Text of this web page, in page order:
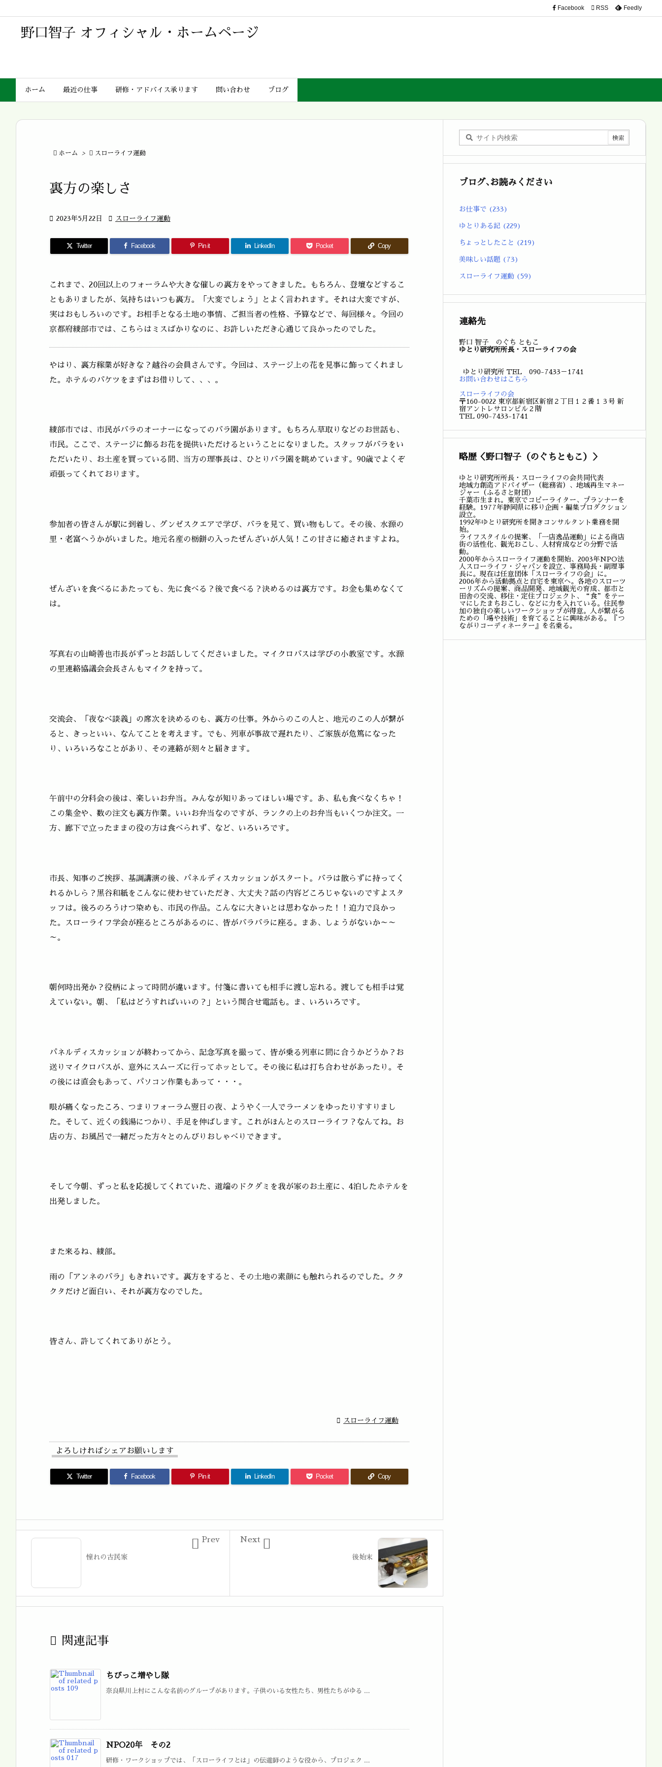
野口智子 オフィシャル・ホームページ
ホーム 最近の仕事 研修・アドバイス承ります 問い合わせ ブログ
Facebook  RSS Feedly
 ホーム >  スローライフ運動
裏方の楽しさ
 2023年5月22日  スローライフ運動
Twitter Facebook Pin it LinkedIn Pocket Copy
これまで、20回以上のフォーラムや大きな催しの裏方をやってきました。もちろん、登壇などするこ
ともありましたが、気持ちはいつも裏方。「大変でしょう」とよく言われます。それは大変ですが、
実はおもしろいのです。お相手となる土地の事情、ご担当者の性格、予算などで、毎回様々。今回の
京都府綾部市では、こちらはミスばかりなのに、お許しいただき心通じて良かったのでした。
やはり、裏方稼業が好きな？越谷の会員さんです。今回は、ステージ上の花を見事に飾ってくれまし
た。ホテルのバケツをまずはお借りして、、、。
綾部市では、市民がバラのオーナーになってのバラ園があります。もちろん草取りなどのお世話も、
市民。ここで、ステージに飾るお花を提供いただけるということになりました。スタッフがバラをい
ただいたり、お土産を買っている間、当方の理事長は、ひとりバラ園を眺めています。90歳でよくぞ
頑張ってくれております。
参加者の皆さんが駅に到着し、グンゼスクエアで学び、バラを見て、買い物もして。その後、水源の
里・老富へうかがいました。地元名産の栃餅の入ったぜんざいが人気！この甘さに癒されますよね。
ぜんざいを食べるにあたっても、先に食べる？後で食べる？決めるのは裏方です。お金も集めなくて
は。
写真右の山崎善也市長がずっとお話ししてくださいました。マイクロバスは学びの小教室です。水源
の里連絡協議会会長さんもマイクを持って。
交流会、「夜なべ談義」の席次を決めるのも、裏方の仕事。外からのこの人と、地元のこの人が繋が
ると、きっといい、なんてことを考えます。でも、列車が事故で遅れたり、ご家族が危篤になった
り、いろいろなことがあり、その連絡が刻々と届きます。
午前中の分科会の後は、楽しいお弁当。みんなが知りあってほしい場です。あ、私も食べなくちゃ！
この集金や、数の注文も裏方作業。いいお弁当なのですが、ランクの上のお弁当もいくつか注文。一
方、廊下で立ったままの役の方は食べられず、など、いろいろです。
市長、知事のご挨拶、基調講演の後、パネルディスカッションがスタート。バラは散らずに持ってく
れるかしら？黒谷和紙をこんなに使わせていただき、大丈夫？話の内容どころじゃないのですよスタ
ッフは。後ろのろうけつ染めも、市民の作品。こんなに大きいとは思わなかった！！迫力で良かっ
た。スローライフ学会が座るところがあるのに、皆がバラバラに座る。まあ、しょうがないか～～
～。
朝何時出発か？役柄によって時間が違います。付箋に書いても相手に渡し忘れる。渡しても相手は覚
えていない。朝、「私はどうすればいいの？」という問合せ電話も。ま、いろいろです。
パネルディスカッションが終わってから、記念写真を撮って、皆が乗る列車に間に合うかどうか？お
送りマイクロバスが、意外にスムーズに行ってホッとして。その後に私は打ち合わせがあったり。そ
の後には直会もあって、パソコン作業もあって・・・。
眼が痛くなったころ、つまりフォーラム翌日の夜、ようやく一人でラーメンをゆったりすすりまし
た。そして、近くの銭湯につかり、手足を伸ばします。これがほんとのスローライフ？なんてね。お
店の方、お風呂で一緒だった方々とのんびりおしゃべりできます。
そして今朝、ずっと私を応援してくれていた、道端のドクダミを我が家のお土産に、4泊したホテルを
出発しました。
また来るね、綾部。
雨の「アンネのバラ」もきれいです。裏方をすると、その土地の素顔にも触れられるのでした。クタ
クタだけど面白い、それが裏方なのでした。
皆さん、許してくれてありがとう。
 スローライフ運動
よろしければシェアお願いします
Twitter Facebook Pin it LinkedIn Pocket Copy
後始末
Next
憧れの古民家
Prev
 関連記事
ちびっこ増やし隊
奈良県川上村にこんな名前のグループがあります。子供のいる女性たち、男性たちがゆる ...
NPO20年 その2
研修・ワークショップでは、「スローライフとは」の伝道師のような役から、プロジェク ...
ブログ､お読みください
お仕事で (233)
ゆとりある記 (229)
ちょっとしたこと (219)
美味しい話題 (73)
スローライフ運動 (59)
連絡先
野口 智子 のぐち ともこ
ゆとり研究所所長・スローライフの会
ゆとり研究所 TEL 090-7433－1741
お問い合わせはこちら
スローライフの会
〒160-0022 東京都新宿区新宿２丁目１２番１３号 新
宿アントレサロンビル２階
TEL 090-7433-1741
略歴＜野口智子（のぐちともこ）＞
ゆとり研究所所長・スローライフの会共同代表
地域力創造アドバイザー（総務省）、地域再生マネー
ジャー（ふるさと財団）
千葉市生まれ。東京でコピーライター、プランナーを
経験。1977年静岡県に移り企画・編集プロダクション
設立。
1992年ゆとり研究所を開きコンサルタント業務を開
始。
ライフスタイルの提案、「一店逸品運動」による商店
街の活性化、観光おこし、人材育成などの分野で活
動。
2000年からスローライフ運動を開始、2003年NPO法
人スローライフ・ジャパンを設立、事務局長・副理事
長に。現在は任意団体「スローライフの会」に。
2006年から活動拠点と自宅を東京へ。各地のスローツ
ーリズムの提案、商品開発、地域観光の育成、都市と
田舎の交流、移住・定住プロジェクト、“食”をテー
マにしたまちおこし、などに力を入れている。住民参
加の独自の楽しいワークショップが得意。人が繋がる
ための「場や技術」を育てることに興味がある。『つ
ながりコーディネーター』を名乗る。